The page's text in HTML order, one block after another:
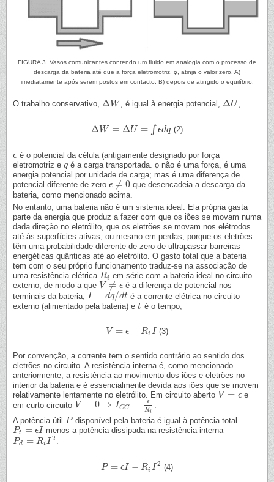
FIGURA 3. Vasos comunicantes contendo um fluido em analogia com o processo de
descarga da bateria até que a força eletromotriz, ǫ, atinja o valor zero. A)
imediatamente após serem postos em contacto. B) depois de atingido o equilíbrio.
O trabalho conservativo, ΔW
ΔW , é igual à energia potencial, ΔU
ΔU ,
ΔW = ΔU = ∫ ϵdq
ΔW= ΔU =∫ϵdq (2)
ϵ
ϵ é o potencial da célula (antigamente designado por força
eletromotriz e q
qé a carga transportada. ǫ não é uma força, é uma
energia potencial por unidade de carga; mas é uma diferença de
potencial diferente de zero ϵ ≠ 0
ϵ ≠0
que desencadeia a descarga da
bateria, como mencionado acima.
No entanto, uma bateria não é um sistema ideal. Ela própria gasta
parte da energia que produz a fazer com que os iões se movam numa
dada direção no eletrólito, que os eletrões se movam nos elétrodos
até às superfícies ativas, ou mesmo em perdas, porque os eletrões
têm uma probabilidade diferente de zero de ultrapassar barreiras
energéticas quânticas até ao eletrólito. O gasto total que a bateria
tem com o seu próprio funcionamento traduz-se na associação de
uma resistência elétrica Ri
Ri em série com a bateria ideal no circuito
externo, de modo a que V ≠ ϵ
V≠ ϵ
é a diferença de potencial nos
terminais da bateria, I = dq/dt
I= dq /dt
é a corrente elétrica no circuito
externo (alimentado pela bateria) e t
t é o tempo,
V = ϵ − Ri I
V= ϵ− R I (3)
Por convenção, a corrente tem o sentido contrário ao sentido dos
eletrões no circuito. A resistência interna é, como mencionado
anteriormente, a resistência ao movimento dos iões e eletrões no
interior da bateria e é essencialmente devida aos iões que se movem
relativamente lentamente no eletrólito. Em circuito aberto V = ϵ
V= ϵ
e
em curto circuito V = 0 ⇒ ICC =
ϵ
Ri
V= 0⇒ICC= ϵRi
A potência útil P
P disponível pela bateria é igual à potência total
Pt = ϵI
Pt= ϵI menos a potência dissipada na resistência interna
Pd = RiI 2
Pd =Ri I2
P = ϵI − Ri I 2
P= ϵI−Ri 2 (4)